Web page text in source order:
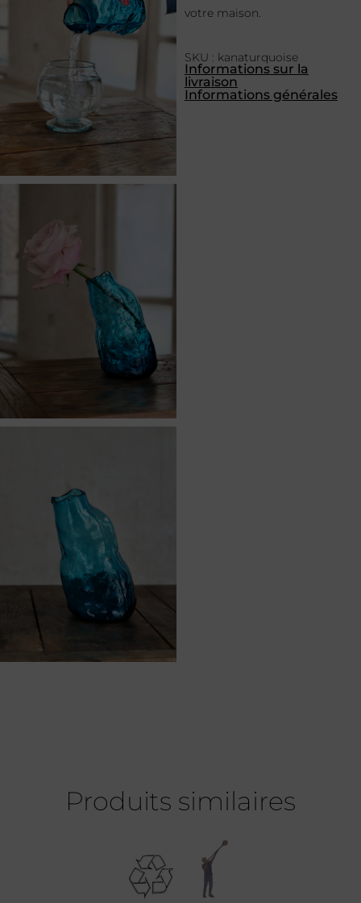
votre maison.
SKU : kanaturquoise
Informations sur la
livraison
Informations générales
Produits similaires